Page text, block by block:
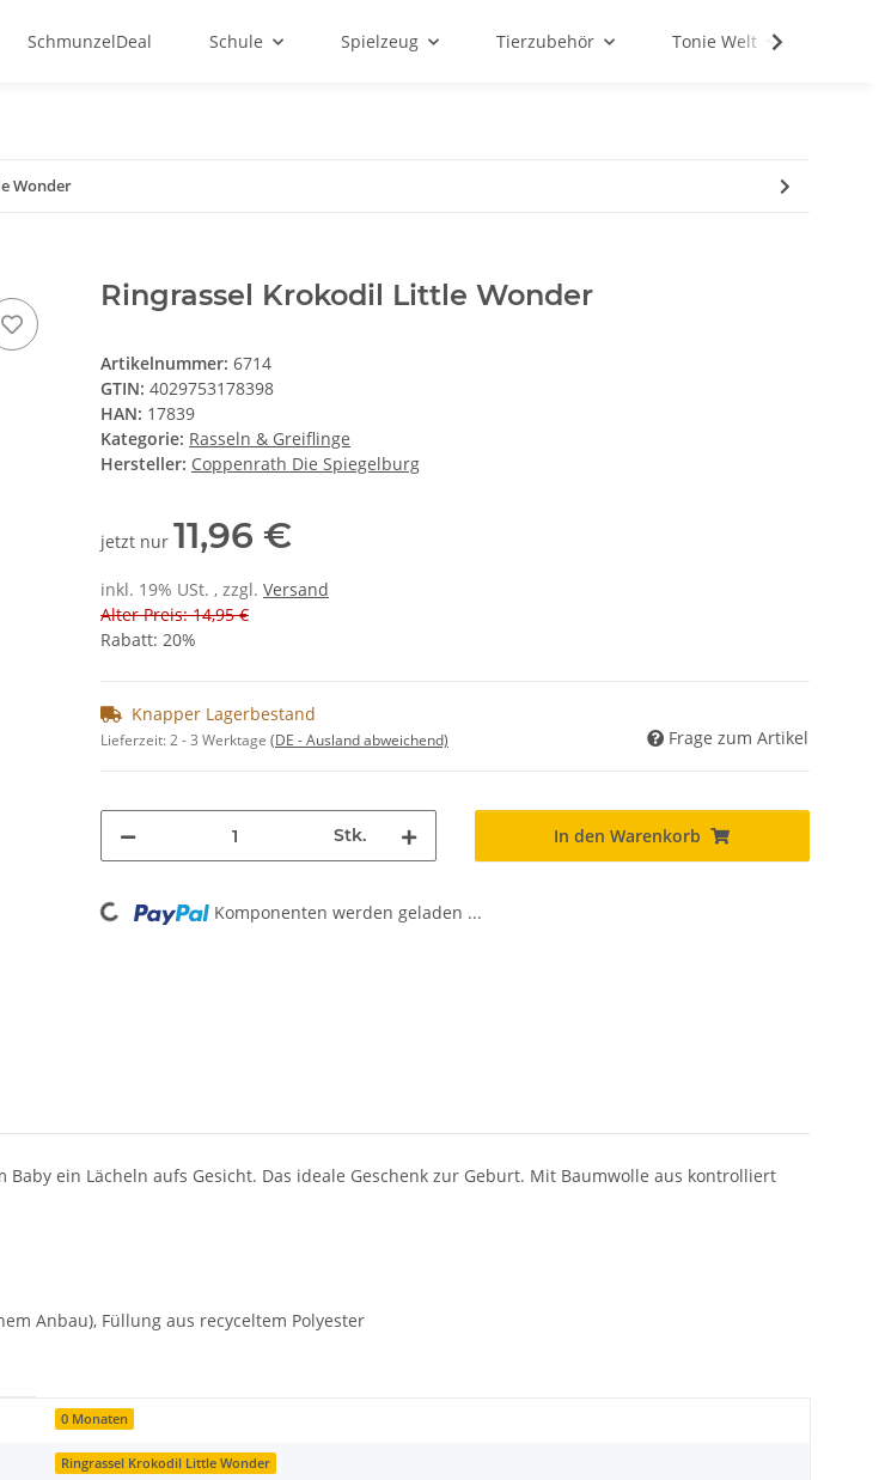
SchmunzelDeal Schule Spielzeug Tierzubehör Tonie Welt
Wonder
Ringrassel Krokodil Little Wonder
Artikelnummer: 6714
GTIN: 4029753178398
HAN: 17839
Kategorie: Rasseln & Greiflinge
Hersteller: Coppenrath Die Spiegelburg
jetzt nur 11,96 €
inkl. 19% USt. , zzgl. Versand
Alter Preis: 14,95 €
Rabatt: 20%
Knapper Lagerbestand
Lieferzeit:2 - 3 Werktage (DE - Ausland abweichend) Frage zum Artikel
Stk. In den Warenkorb
Loading... Komponenten werden geladen ...
ein Lächeln aufs Gesicht. Das ideale Geschenk zur Geburt. Mit Baumwolle aus kontrolliert
Anbau), Füllung aus recyceltem Polyester
0 Monaten
Ringrassel Krokodil Little Wonder